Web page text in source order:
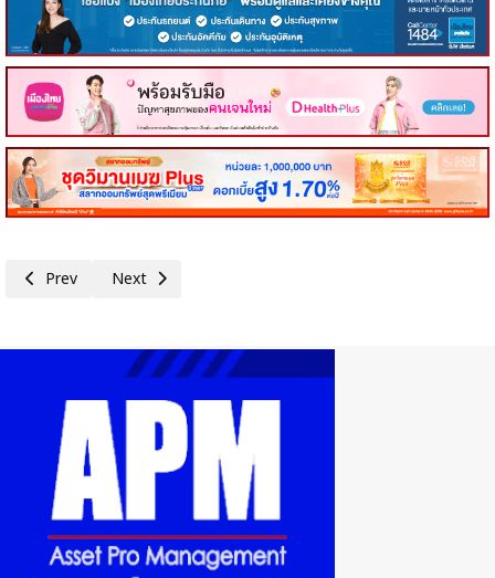
Previous article: OCEAN LIFE ไทยสมุทรประกันชีวิต จัดเต็มกิจกรรมแน่น
Prev Next article: 75 ปี ประกันภัยไทยวิวัฒน์ คิดเผื่อแม้วันฝนตก ส่
Next